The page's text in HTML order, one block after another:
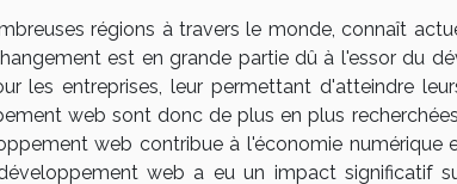
régions à travers le monde, connaît
est en grande partie dû à l'essor du
les entreprises, leur permettant d'atteindre
web sont donc de plus en plus
web contribue à l'économie numérique
web a eu un impact significatif